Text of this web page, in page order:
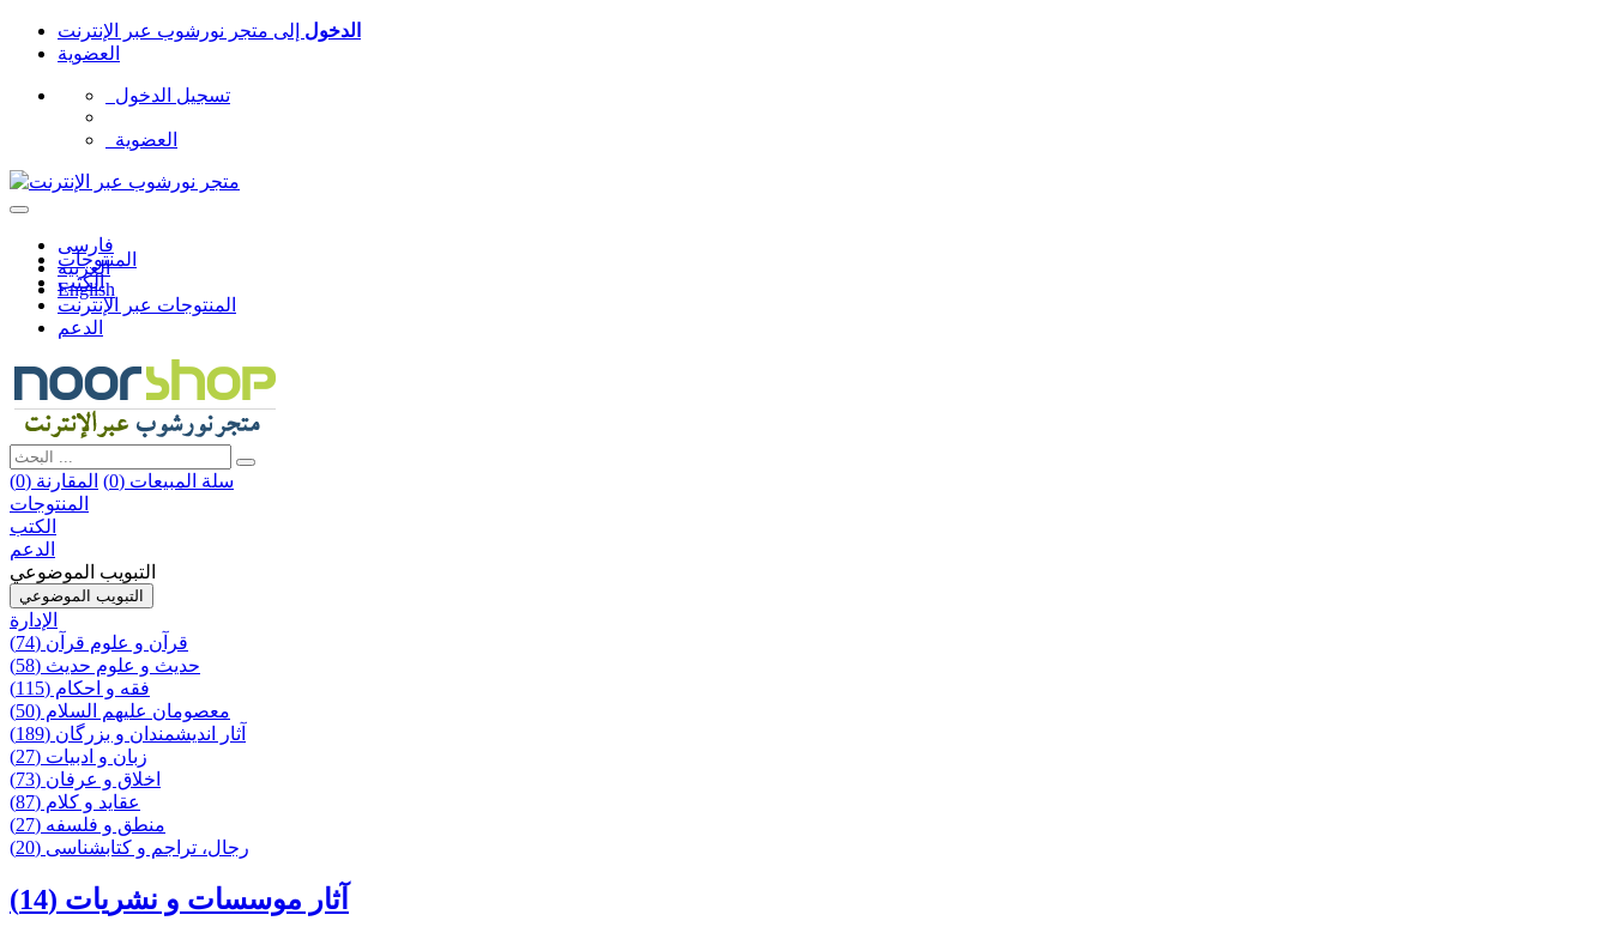
الدخول إلى متجر نورشوب عبر الإنترنت
العضوية
تسجيل الدخول
العضوية
فارسی
العربیه
English
المنتوجات
الكتب
المنتوجات عبر الإنترنت
الدعم
سلة المبيعات (0
) المقارنة (0
)
المنتوجات
الكتب
الدعم
التبويب الموضوعي
التبويب الموضوعي
الإدارة
قرآن و علوم قرآن (74)
حدیث و علوم حدیث (58)
فقه و احکام (115)
معصومان علیهم السلام (50)
آثار اندیشمندان و بزرگان (189)
زبان و ادبیات (27)
اخلاق و عرفان (73)
عقاید و كلام (87)
منطق و فلسفه (27)
رجال، تراجم و کتابشناسی (20)
آثار موسسات و نشریات (14)